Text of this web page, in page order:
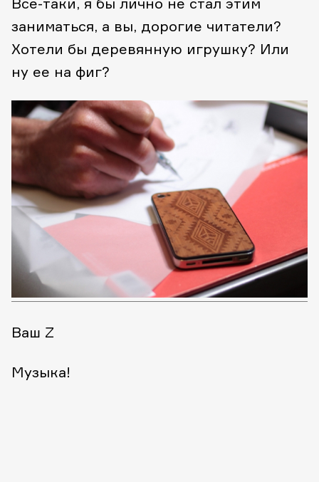
заниматься, а вы, дорогие читатели?
Хотели бы деревянную игрушку? Или
ну ее на фиг?
Ваш Z
Музыка!